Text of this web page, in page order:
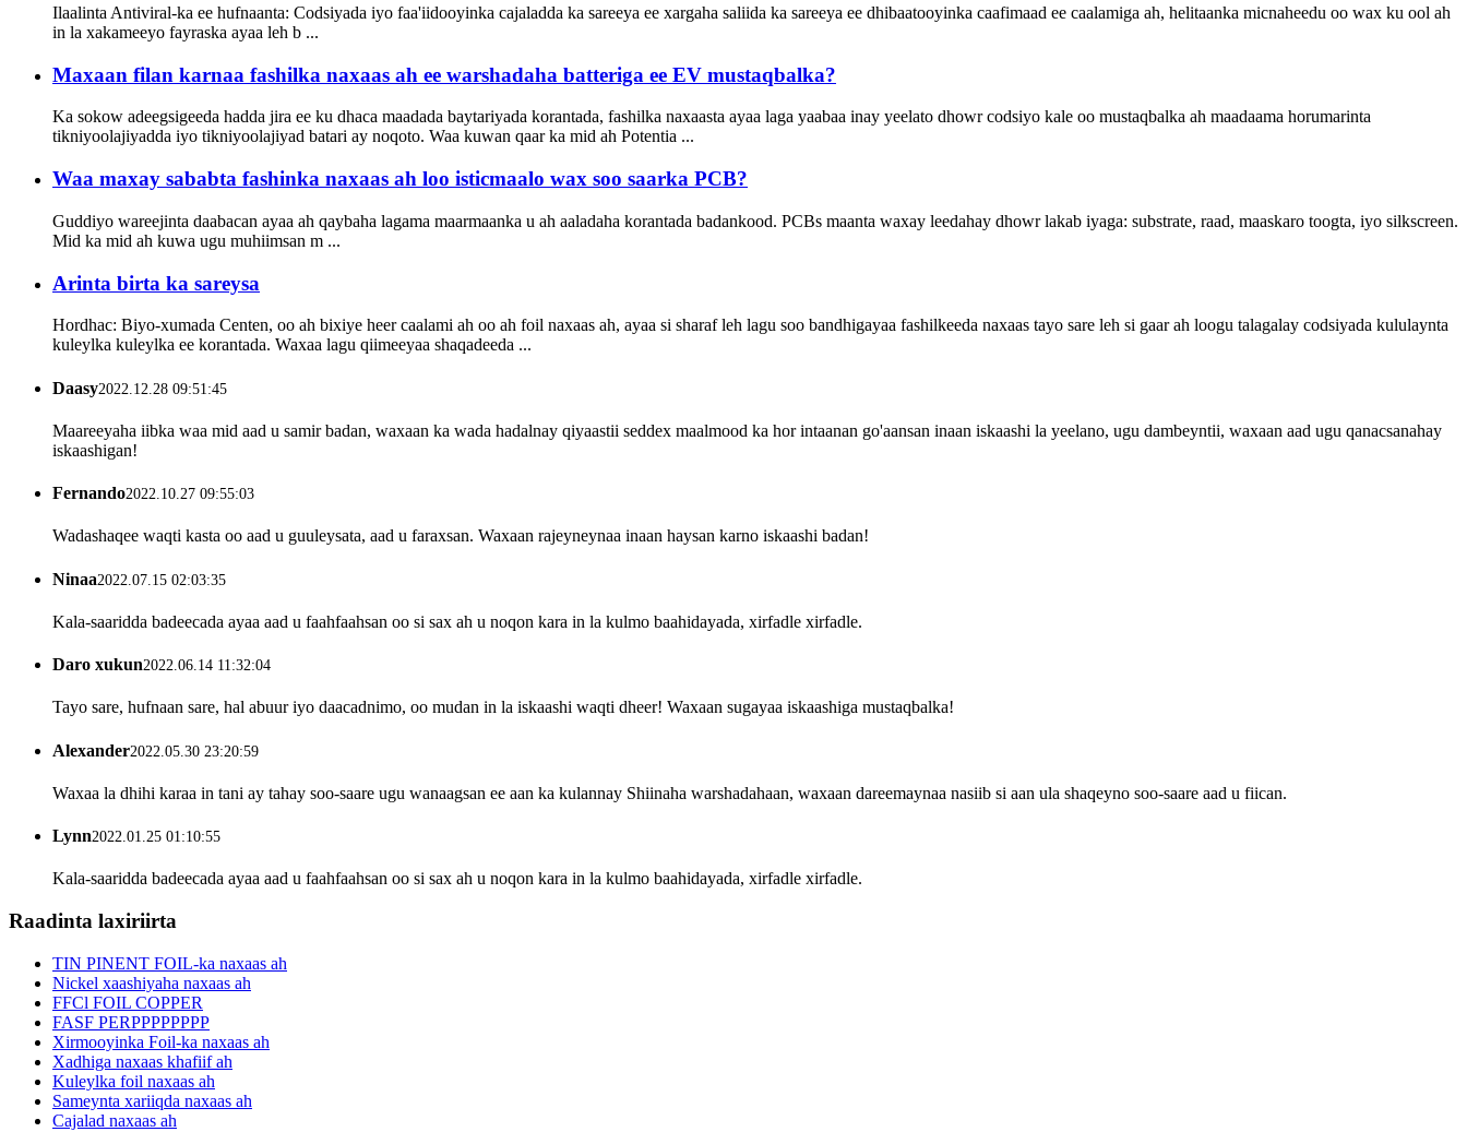
Ilaalinta Antiviral-ka ee hufnaanta: Codsiyada iyo faa'iidooyinka cajaladda ka sareeya ee xargaha saliida ka sareeya ee dhibaatooyinka caafimaad ee caalamiga ah, helitaanka micnaheedu oo wax ku ool ah
in la xakameeyo fayraska ayaa leh b ...
Maxaan filan karnaa fashilka naxaas ah ee warshadaha batteriga ee EV mustaqbalka?
Ka sokow adeegsigeeda hadda jira ee ku dhaca maadada baytariyada korantada, fashilka naxaasta ayaa laga yaabaa inay yeelato dhowr codsiyo kale oo mustaqbalka ah maadaama horumarinta
tikniyoolajiyadda iyo tikniyoolajiyad batari ay noqoto. Waa kuwan qaar ka mid ah Potentia ...
Waa maxay sababta fashinka naxaas ah loo isticmaalo wax soo saarka PCB?
Guddiyo wareejinta daabacan ayaa ah qaybaha lagama maarmaanka u ah aaladaha korantada badankood. PCBs maanta waxay leedahay dhowr lakab iyaga: substrate, raad, maaskaro toogta, iyo silkscreen.
Mid ka mid ah kuwa ugu muhiimsan m ...
Arinta birta ka sareysa
Hordhac: Biyo-xumada Centen, oo ah bixiye heer caalami ah oo ah foil naxaas ah, ayaa si sharaf leh lagu soo bandhigayaa fashilkeeda naxaas tayo sare leh si gaar ah loogu talagalay codsiyada kululaynta
kuleylka kuleylka ee korantada. Waxaa lagu qiimeeyaa shaqadeeda ...
Daasy2022.12.28 09:51:45
Maareeyaha iibka waa mid aad u samir badan, waxaan ka wada hadalnay qiyaastii seddex maalmood ka hor intaanan go'aansan inaan iskaashi la yeelano, ugu dambeyntii, waxaan aad ugu qanacsanahay
iskaashigan!
Fernando2022.10.27 09:55:03
Wadashaqee waqti kasta oo aad u guuleysata, aad u faraxsan. Waxaan rajeyneynaa inaan haysan karno iskaashi badan!
Ninaa2022.07.15 02:03:35
Kala-saaridda badeecada ayaa aad u faahfaahsan oo si sax ah u noqon kara in la kulmo baahidayada, xirfadle xirfadle.
Daro xukun2022.06.14 11:32:04
Tayo sare, hufnaan sare, hal abuur iyo daacadnimo, oo mudan in la iskaashi waqti dheer! Waxaan sugayaa iskaashiga mustaqbalka!
Alexander2022.05.30 23:20:59
Waxaa la dhihi karaa in tani ay tahay soo-saare ugu wanaagsan ee aan ka kulannay Shiinaha warshadahaan, waxaan dareemaynaa nasiib si aan ula shaqeyno soo-saare aad u fiican.
Lynn2022.01.25 01:10:55
Kala-saaridda badeecada ayaa aad u faahfaahsan oo si sax ah u noqon kara in la kulmo baahidayada, xirfadle xirfadle.
Raadinta laxiriirta
TIN PINENT FOIL-ka naxaas ah
Nickel xaashiyaha naxaas ah
FFCl FOIL COPPER
FASF PERPPPPPPPP
Xirmooyinka Foil-ka naxaas ah
Xadhiga naxaas khafiif ah
Kuleylka foil naxaas ah
Sameynta xariiqda naxaas ah
Cajalad naxaas ah